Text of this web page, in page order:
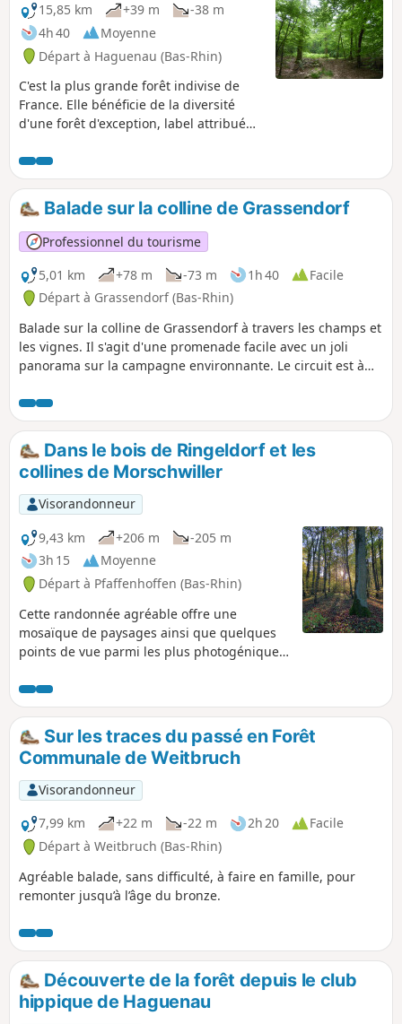
15,85 km
+39 m
-38 m
4h 40
Moyenne
Départ à Haguenau (Bas-Rhin)
C'est la plus grande forêt indivise de
France. Elle bénéficie de la diversité
d'une forêt d'exception, label attribué
France, avec une flore variée. Elle
regorge de champignons en saison.
Petite réserve biologique sur ce
parcours.
Balade sur la colline de Grassendorf
Professionnel du tourisme
5,01 km
+78 m -73 m 1h 40
Facile
Départ à Grassendorf (Bas-Rhin)
Balade sur la colline de Grassendorf à travers les champs et
les vignes. Il s'agit d'une promenade facile avec un joli
panorama sur la campagne environnante. Le circuit est à
argileuses.
Dans le bois de Ringeldorf et les
collines de Morschwiller
Visorandonneur
9,43 km
+206 m
-205 m
3h 15
Moyenne
Départ à Pfaffenhoffen (Bas-Rhin)
Cette randonnée agréable offre une
mosaïque de paysages ainsi que quelques
points de vue parmi les plus photogéniques
ancien abri de vignes. Au Geiersberg, un
banc napoléonien en grès des Vosges
permet de savourer le panorama à 261 m
d’altitude : la Forêt de Haguenau et l’Outre-
Forêt font partie du décor. Sur les hauteurs
de Morschwiller, on domine la plaine
d’Alsace et la vue s’étend des Vosges du
Nord jusqu’à la Forêt Noire.
Sur les traces du passé en Forêt
Communale de Weitbruch
Visorandonneur
7,99 km
+22 m -22 m 2h 20
Facile
Départ à Weitbruch (Bas-Rhin)
Agréable balade, sans difficulté, à faire en famille, pour
remonter jusqu’à l’âge du bronze.
Découverte de la forêt depuis le club
hippique de Haguenau